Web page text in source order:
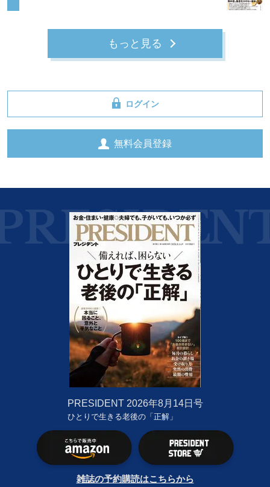
もっと見る
ログイン
無料会員登録
PRESIDENT 2026年8月14日号
ひとりで生きる老後の「正解」
雑誌の予約購読はこちらから